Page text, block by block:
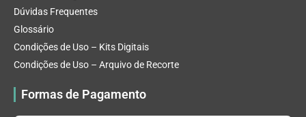
Dúvidas Frequentes
Glossário
Condições de Uso – Kits Digitais
Condições de Uso – Arquivo de Recorte
Formas de Pagamento